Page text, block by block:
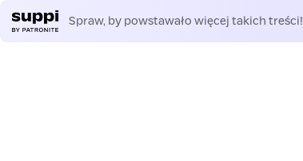
Spraw, by powstawało więcej takich treści!